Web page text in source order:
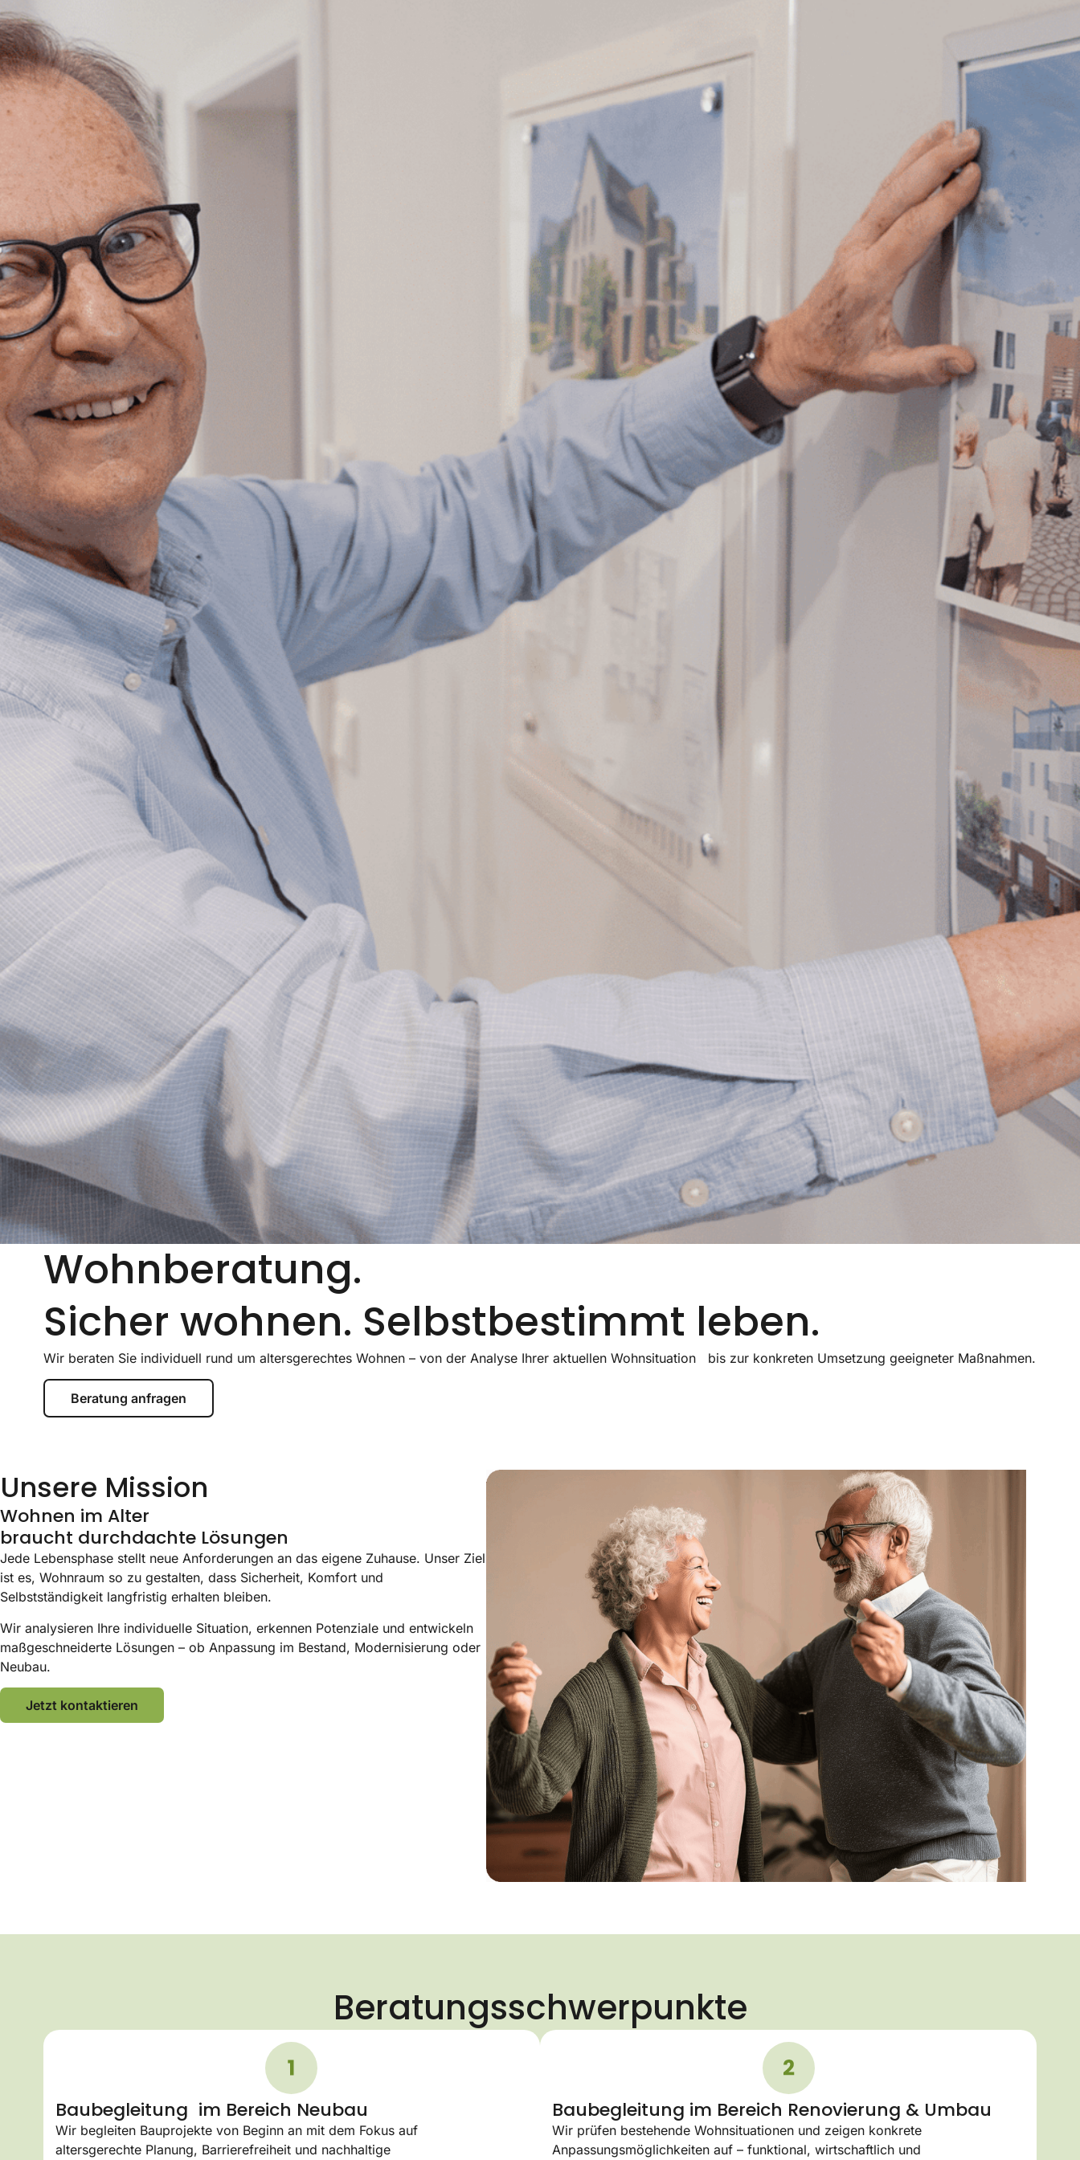
Wohnberatung.
Sicher wohnen. Selbstbestimmt leben.
Wir beraten Sie individuell rund um altersgerechtes Wohnen – von der Analyse Ihrer aktuellen Wohnsituation bis zur konkreten Umsetzung geeigneter Maßnahmen.
Beratung anfragen
Unsere Mission
Wohnen im Alter
braucht durchdachte Lösungen
Jede Lebensphase stellt neue Anforderungen an das eigene Zuhause. Unser Ziel
ist es, Wohnraum so zu gestalten, dass Sicherheit, Komfort und
Selbstständigkeit langfristig erhalten bleiben.
Wir analysieren Ihre individuelle Situation, erkennen Potenziale und entwickeln
maßgeschneiderte Lösungen – ob Anpassung im Bestand, Modernisierung oder
Neubau.
Jetzt kontaktieren
Beratungsschwerpunkte
Baubegleitung im Bereich Neubau​​
Wir begleiten Bauprojekte von Beginn an mit dem Fokus auf
altersgerechte Planung, Barrierefreiheit und nachhaltige
Baubegleitung im Bereich Renovierung & Umbau​​
Wir prüfen bestehende Wohnsituationen und zeigen konkrete
Anpassungsmöglichkeiten auf – funktional, wirtschaftlich und